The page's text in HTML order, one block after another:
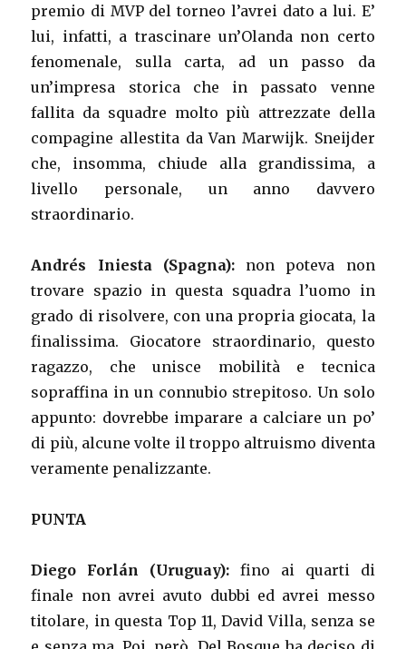
premio di MVP del torneo l’avrei dato a lui. E’
lui, infatti, a trascinare un’Olanda non certo
fenomenale, sulla carta, ad un passo da
un’impresa storica che in passato venne
fallita da squadre molto più attrezzate della
compagine allestita da Van Marwijk. Sneijder
che, insomma, chiude alla grandissima, a
livello personale, un anno davvero
straordinario.
Andrés Iniesta (Spagna): non poteva non
trovare spazio in questa squadra l’uomo in
grado di risolvere, con una propria giocata, la
finalissima. Giocatore straordinario, questo
ragazzo, che unisce mobilità e tecnica
sopraffina in un connubio strepitoso. Un solo
appunto: dovrebbe imparare a calciare un po’
di più, alcune volte il troppo altruismo diventa
veramente penalizzante.
PUNTA
Diego Forlán (Uruguay): fino ai quarti di
finale non avrei avuto dubbi ed avrei messo
titolare, in questa Top 11, David Villa, senza se